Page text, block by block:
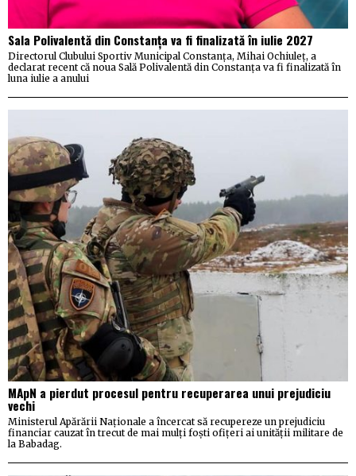
Sala Polivalentă din Constanța va fi finalizată în iulie 2027
Directorul Clubului Sportiv Municipal Constanța, Mihai Ochiuleț, a
declarat recent că noua Sală Polivalentă din Constanța va fi finalizată în
luna iulie a anului
MApN a pierdut procesul pentru recuperarea unui prejudiciu
vechi
Ministerul Apărării Naționale a încercat să recupereze un prejudiciu
financiar cauzat în trecut de mai mulți foști ofițeri ai unității militare de
la Babadag.